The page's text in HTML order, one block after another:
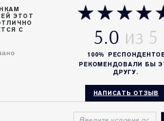
ЭТОТ
С
5.0
НАПИСАТЬ ОТЗЫВ
100%
РЕКОМЕНДОВАЛИ БЫ
ДРУГУ.